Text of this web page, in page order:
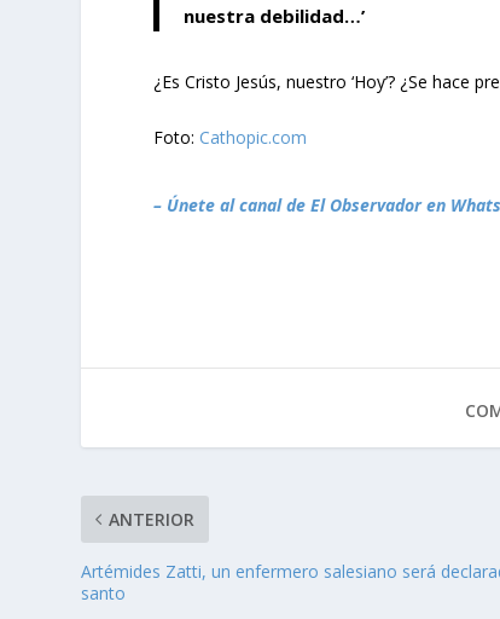
nuestra debilidad…’
¿Es Cristo Jesús, nuestro ‘Hoy’? ¿Se hace
Foto: Cathopic.com
– Únete al canal de El Observador en
ANTERIOR
Artémides Zatti, un enfermero salesiano será
santo